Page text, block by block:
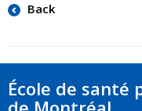
Back
École de santé